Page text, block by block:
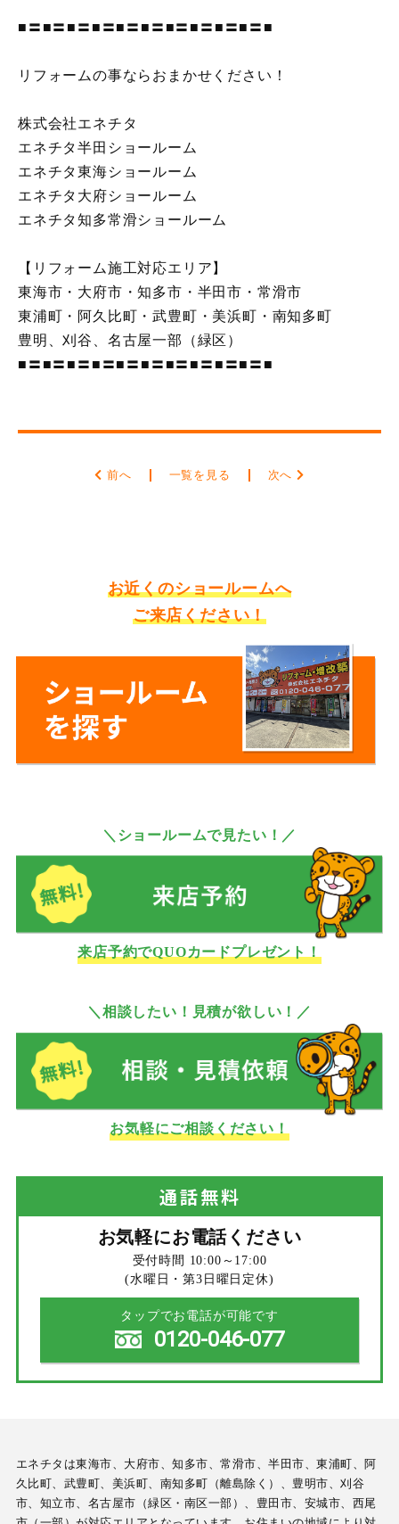
■〓■〓■〓■〓■〓■〓■〓■〓■〓■〓■
リフォームの事ならおまかせください！
株式会社エネチタ
エネチタ半田ショールーム
エネチタ東海ショールーム
エネチタ大府ショールーム
エネチタ知多常滑ショールーム
【リフォーム施工対応エリア】
東海市・大府市・知多市・半田市・常滑市
東浦町・阿久比町・武豊町・美浜町・南知多町
豊明、刈谷、名古屋一部（緑区）
■〓■〓■〓■〓■〓■〓■〓■〓■〓■〓■
前へ 一覧を見る 次へ
お近くのショールームへ
ご来店ください！
＼ショールームで見たい！／
来店予約でQUOカードプレゼント！
＼相談したい！見積が欲しい！／
お気軽にご相談ください！
通話無料
お気軽にお電話ください
受付時間 10:00～17:00
(水曜日・第3日曜日定休)
タップでお電話が可能です
0120-046-077
エネチタは東海市、大府市、知多市、常滑市、半田市、東浦町、阿
久比町、武豊町、美浜町、南知多町（離島除く）、豊明市、刈谷
市、知立市、名古屋市（緑区・南区一部）、豊田市、安城市、西尾